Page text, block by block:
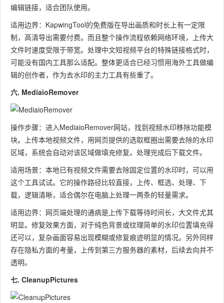
编辑链接，适合团队使用。
适用边界：KapwingTool的免费版在导出画质和时长上有一定限
制，高清导出需要付费。而且整个操作流程依赖网络环境，上传大
文件时速度受限于带宽。处理中文短视频平台的特殊链接格式时，
可能没有国内工具那么适配。整体更适合已经习惯用海外工具做编
辑的创作者，作为去水印的主力工具有些重了。
六. MediaioRemover
操作步骤：进入MediaioRemover网站，找到视频水印移除功能模
块。上传本地视频文件，用网页提供的选取框圈出需要去除的水印
区域，系统会自动对该区域做填充修复。处理完成后下载文件。
适用场景：本地已有视频文件需要去除固定位置的水印时，可以用
这个工具试试。它的操作路径比较直接，上传、框选、处理、下
载，逻辑清晰，适合偶尔在电脑上处理一两条的轻量需求。
适用边界：网页端处理的通病是上传下载等待时间长，大文件尤其
明显。修复效果方面，对于纯色背景或纹理简单的水印位置填充得
还可以，复杂画面容易出现模糊或修复痕迹明显的情况。另外同样
存在隐私方面的考量，上传到第三方服务器的素材，后续去向并不
透明。
七. CleanupPictures